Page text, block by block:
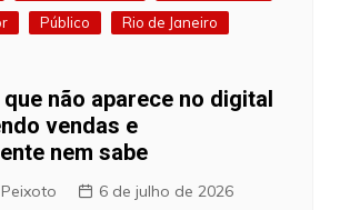
Público
Rio de Janeiro
não aparece no digital
vendas e
nem sabe
6 de julho de 2026